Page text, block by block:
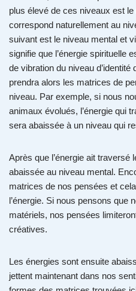
plus élevé de ces niveaux est le
correspond naturellement au
suivant est le niveau mental et
signifie que l’énergie spirituelle
de vibration du niveau d’identité
prendra alors les matrices de
niveau. Par exemple, si nous
animaux évolués, l’énergie qui
sera abaissée à un niveau qui
Après que l’énergie ait traversé
abaissée au niveau mental.
matrices de nos pensées et
l’énergie. Si nous pensons que
matériels, nos pensées
créatives.
Les énergies sont ensuite
jettent maintenant dans nos